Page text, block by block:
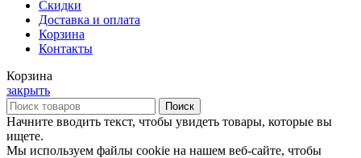
Скидки
Доставка и оплата
Корзина
Контакты
Корзина
закрыть
Поиск
Начните вводить текст, чтобы увидеть товары, которые вы
ищете.
Мы используем файлы cookie на нашем веб-сайте, чтобы